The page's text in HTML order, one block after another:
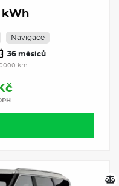
kWh
Navigace
36 měsíců
km